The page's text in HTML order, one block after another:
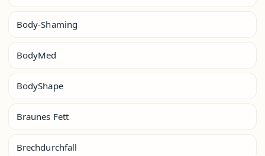
Body-Shaming
BodyMed
BodyShape
Braunes Fett
Brechdurchfall